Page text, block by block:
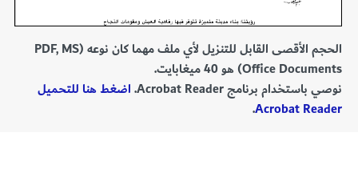
الحجم الأقصى القابل للتنزيل لأي ملف مهما كان نوعه (PDF, MS
Office Documents) هو 40 ميغابايت.
نوصي باستخدام برنامج Acrobat Reader.
اضغط هنا للتحميل
Acrobat Reader
.